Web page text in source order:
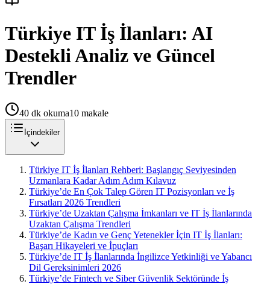
Türkiye IT İş İlanları: AI
Destekli Analiz ve Güncel
Trendler
40 dk okuma10 makale
İçindekiler
Türkiye IT İş İlanları Rehberi: Başlangıç Seviyesinden
Uzmanlara Kadar Adım Adım Kılavuz
Türkiye’de En Çok Talep Gören IT Pozisyonları ve İş
Fırsatları 2026 Trendleri
Türkiye’de Uzaktan Çalışma İmkanları ve IT İş İlanlarında
Uzaktan Çalışma Trendleri
Türkiye’de Kadın ve Genç Yetenekler İçin IT İş İlanları:
Başarı Hikayeleri ve İpuçları
Türkiye’de IT İş İlanlarında İngilizce Yetkinliği ve Yabancı
Dil Gereksinimleri 2026
Türkiye’de Fintech ve Siber Güvenlik Sektöründe İş